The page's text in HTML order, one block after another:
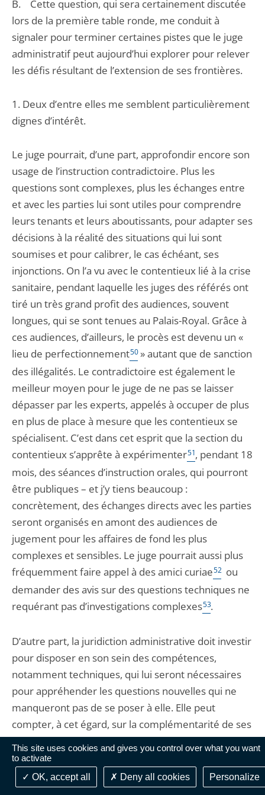
This site uses cookies and gives you control over what you want
to activate
OK, accept all
Deny all cookies Personalize
B. Cette question, qui sera certainement discutée
lors de la première table ronde, me conduit à
signaler pour terminer certaines pistes que le juge
administratif peut aujourd’hui explorer pour relever
les défis résultant de l’extension de ses frontières.
1. Deux d’entre elles me semblent particulièrement
dignes d’intérêt.
Le juge pourrait, d’une part, approfondir encore son
usage de l’instruction contradictoire. Plus les
questions sont complexes, plus les échanges entre
et avec les parties lui sont utiles pour comprendre
leurs tenants et leurs aboutissants, pour adapter ses
décisions à la réalité des situations qui lui sont
soumises et pour calibrer, le cas échéant, ses
injonctions. On l’a vu avec le contentieux lié à la crise
sanitaire, pendant laquelle les juges des référés ont
tiré un très grand profit des audiences, souvent
longues, qui se sont tenues au Palais-Royal. Grâce à
ces audiences, d’ailleurs, le procès est devenu un «
lieu de perfectionnement50» autant que de sanction
des illégalités. Le contradictoire est également le
meilleur moyen pour le juge de ne pas se laisser
dépasser par les experts, appelés à occuper de plus
en plus de place à mesure que les contentieux se
spécialisent. C’est dans cet esprit que la section du
contentieux s’apprête à expérimenter51, pendant 18
mois, des séances d’instruction orales, qui pourront
être publiques – et j’y tiens beaucoup :
concrètement, des échanges directs avec les parties
seront organisés en amont des audiences de
jugement pour les affaires de fond les plus
complexes et sensibles. Le juge pourrait aussi plus
fréquemment faire appel à des amici curiae52ou
demander des avis sur des questions techniques ne
requérant pas d’investigations complexes53.
D’autre part, la juridiction administrative doit investir
pour disposer en son sein des compétences,
notamment techniques, qui lui seront nécessaires
pour appréhender les questions nouvelles qui ne
manqueront pas de se poser à elle. Elle peut
compter, à cet égard, sur la complémentarité de ses
fonctions, qui est l’un de ses atouts les plus précieux
: les travaux menés par la section du rapport et des
études ont en effet souvent permis de défricher de
nouveaux terrains – la laïcité54, le droit souple55, le